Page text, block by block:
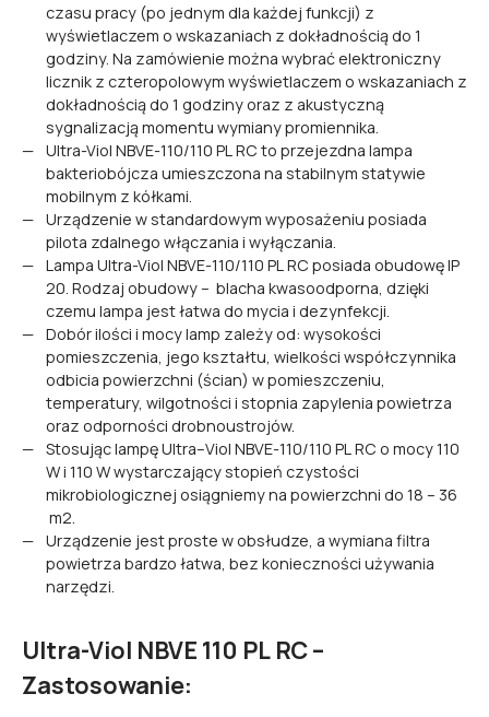
czasu pracy (po jednym dla każdej funkcji) z
wyświetlaczem o wskazaniach z dokładnością do 1
godziny. Na zamówienie można wybrać elektroniczny
licznik z czteropolowym wyświetlaczem o wskazaniach z
dokładnością do 1 godziny oraz z akustyczną
sygnalizacją momentu wymiany promiennika.
Ultra-Viol NBVE-110/110 PL RC to przejezdna lampa
bakteriobójcza umieszczona na stabilnym statywie
mobilnym z kółkami.
Urządzenie w standardowym wyposażeniu posiada
pilota zdalnego włączania i wyłączania.
Lampa Ultra-Viol NBVE-110/110 PL RC posiada obudowę IP
20. Rodzaj obudowy – blacha kwasoodporna, dzięki
czemu lampa jest łatwa do mycia i dezynfekcji.
Dobór ilości i mocy lamp zależy od: wysokości
pomieszczenia, jego kształtu, wielkości współczynnika
odbicia powierzchni (ścian) w pomieszczeniu,
temperatury, wilgotności i stopnia zapylenia powietrza
oraz odporności drobnoustrojów.
Stosując lampę Ultra–Viol NBVE-110/110 PL RC o mocy 110
W i 110 W wystarczający stopień czystości
mikrobiologicznej osiągniemy na powierzchni do 18 – 36
m2.
Urządzenie jest proste w obsłudze, a wymiana filtra
powietrza bardzo łatwa, bez konieczności używania
narzędzi.
Ultra-Viol NBVE 110 PL RC –
Zastosowanie: